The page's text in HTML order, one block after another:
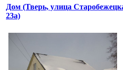
Дом (Тверь, улица
23а)